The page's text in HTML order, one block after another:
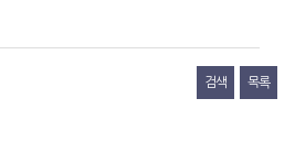
검색 목록